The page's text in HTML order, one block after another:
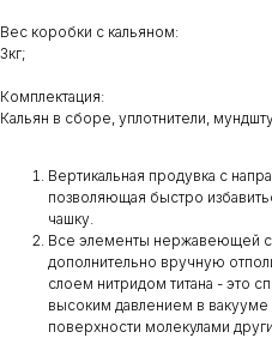
Вес коробки с кальяном:
3кг;
Комплектация:
Кальян в сборе, уплотнители,
Вертикальная продувка с
позволяющая быстро
чашку.
Все элементы нержавеющей
дополнительно вручную
слоем нитридом титана - это
высоким давлением в
поверхности молекулами